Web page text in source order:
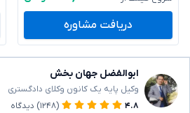
دریافت مشاوره
ابوالفضل جهان بخش
وکیل پایه یک کانون وکلای دادگستری
۴.۸
(۱۲۴۸) دیدگاه